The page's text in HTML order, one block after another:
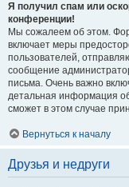
Я получил спам или
конференции!
Мы сожалеем об этом.
включает меры
пользователей,
сообщение
письма. Очень важно
детальная информация
сможет в этом случае
Вернуться к началу
Друзья и недруги